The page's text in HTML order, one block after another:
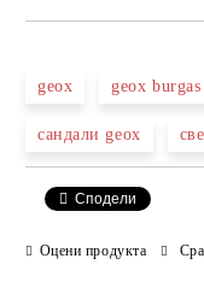
geox geox burgas
сандали geox
Сподели
Оцени продукта